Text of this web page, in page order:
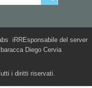
iRREsponsabile del server
Diego Cervia
i diritti riservati.